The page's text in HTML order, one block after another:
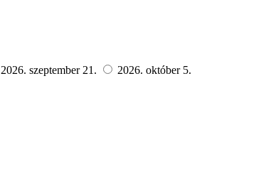
2026. szeptember 21.
2026. október 5.